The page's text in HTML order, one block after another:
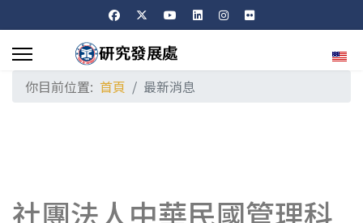
選擇
你目前位置: 首頁 最新消息
社團法人中華民國管理科